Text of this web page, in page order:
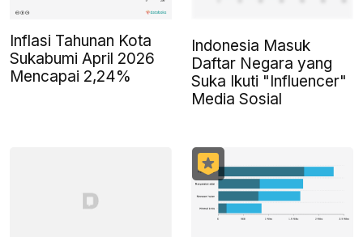
Inflasi Tahunan Kota
Sukabumi April 2026
Mencapai 2,24%
Indonesia Masuk
Daftar Negara yang
Suka Ikuti "Influencer"
Media Sosial